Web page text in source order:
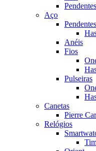
Pendentes
Aço
Pendentes
Anéis
Fios
Pulseiras
Canetas
Pierre
Relógios